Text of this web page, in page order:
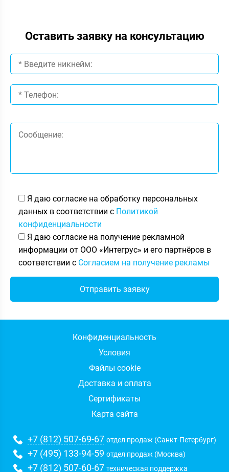
Оставить заявку на консультацию
Я даю согласие на обработку персональных
данных в соответствии с Политикой
конфиденциальности
Я даю согласие на получение рекламной
информации от ООО «Интегрус» и его партнёров в
соответствии с Согласием на получение рекламы
Конфиденциальность
Условия
Файлы cookie
Доставка и оплата
Сертификаты
Карта сайта
+7 (812) 507-69-67 отдел продаж (Санкт-Петербург)
+7 (495) 133-94-59 отдел продаж (Москва)
+7 (812) 507-60-67 техническая поддержка